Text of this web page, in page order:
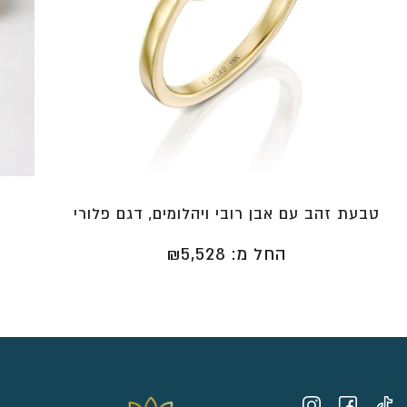
טבעת זהב עם אבן רובי ויהלומים, דגם פלורי
החל מ: ₪5,528